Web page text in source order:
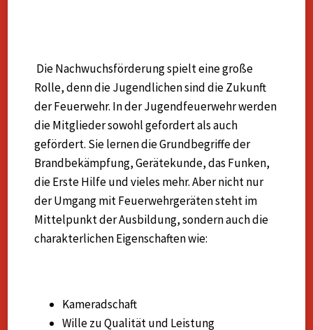
Die Nachwuchsförderung spielt eine große
Rolle, denn die Jugendlichen sind die Zukunft
der Feuerwehr. In der Jugendfeuerwehr werden
die Mitglieder sowohl gefordert als auch
gefördert. Sie lernen die Grundbegriffe der
Brandbekämpfung, Gerätekunde, das Funken,
die Erste Hilfe und vieles mehr. Aber nicht nur
der Umgang mit Feuerwehrgeräten steht im
Mittelpunkt der Ausbildung, sondern auch die
charakterlichen Eigenschaften wie:
Kameradschaft
Wille zu Qualität und Leistung